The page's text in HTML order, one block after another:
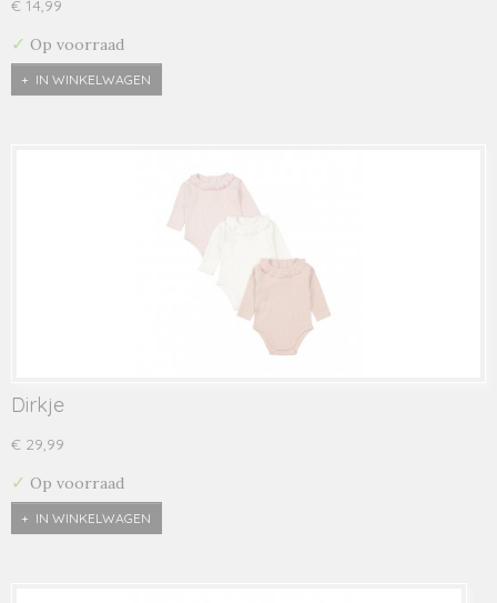
€ 14,99
✓ Op voorraad
IN WINKELWAGEN
Dirkje
€ 29,99
✓ Op voorraad
IN WINKELWAGEN